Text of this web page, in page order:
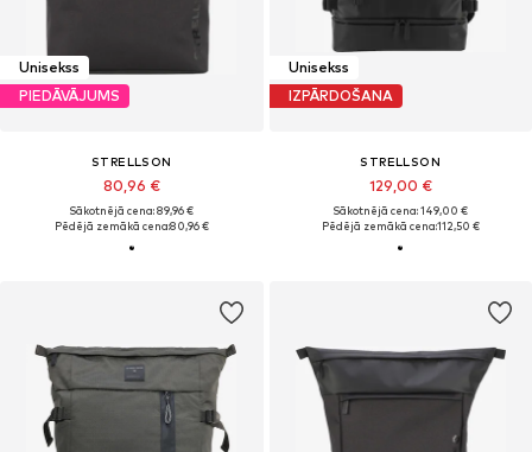
Unisekss
PIEDĀVĀJUMS
STRELLSON
80,96 €
Sākotnējā cena: 89,96 €
Pēdējā zemākā cena:80,96 €
Unisekss
IZPĀRDOŠANA
STRELLSON
129,00 €
Sākotnējā cena: 149,00 €
Pēdējā zemākā cena:112,50 €